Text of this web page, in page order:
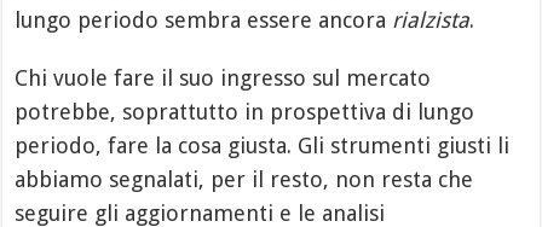
lungo periodo sembra essere ancora rialzista.
Chi vuole fare il suo ingresso sul mercato
potrebbe, soprattutto in prospettiva di lungo
periodo, fare la cosa giusta. Gli strumenti giusti li
abbiamo segnalati, per il resto, non resta che
seguire gli aggiornamenti e le analisi